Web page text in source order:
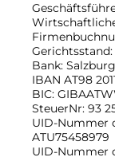
Bank:
IBAN AT98
BIC:
SteuerNr: 93
UID-Nummer
ATU75458979
UID-Nummer